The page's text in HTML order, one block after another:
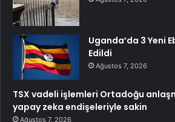
Uganda’da 3 Yeni
Edildi
Ağustos 7, 2026
TSX vadeli işlemleri Ortadoğu
yapay zeka endişeleriyle sakin
Ağustos 7, 2026